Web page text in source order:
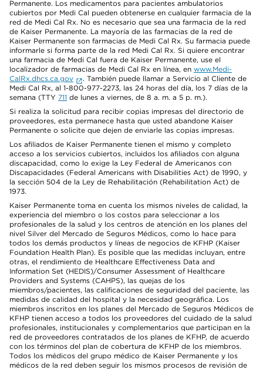
Permanente. Los medicamentos para pacientes ambulatorios
cubiertos por Medi Cal pueden obtenerse en cualquier farmacia de la
red de Medi Cal Rx. No es necesario que sea una farmacia de la red
de Kaiser Permanente. La mayoría de las farmacias de la red de
Kaiser Permanente son farmacias de Medi Cal Rx. Su farmacia puede
informarle si forma parte de la red Medi Cal Rx. Si quiere encontrar
una farmacia de Medi Cal fuera de Kaiser Permanente, use el
localizador de farmacias de Medi Cal Rx en línea, en www.Medi-
CalRx.dhcs.ca.gov
. También puede llamar a Servicio al Cliente de
Medi Cal Rx, al 1-800-977-2273, las 24 horas del día, los 7 días de la
semana (TTY 711 de lunes a viernes, de 8 a. m. a 5 p. m.).
Si realiza la solicitud para recibir copias impresas del directorio de
proveedores, esta permanece hasta que usted abandone Kaiser
Permanente o solicite que dejen de enviarle las copias impresas.
Los afiliados de Kaiser Permanente tienen el mismo y completo
acceso a los servicios cubiertos, incluidos los afiliados con alguna
discapacidad, como lo exige la Ley Federal de Americanos con
Discapacidades (Federal Americans with Disabilities Act) de 1990, y
la sección 504 de la Ley de Rehabilitación (Rehabilitation Act) de
1973.
Kaiser Permanente toma en cuenta los mismos niveles de calidad, la
experiencia del miembro o los costos para seleccionar a los
profesionales de la salud y los centros de atención en los planes del
nivel Silver del Mercado de Seguros Médicos, como lo hace para
todos los demás productos y líneas de negocios de KFHP (Kaiser
Foundation Health Plan). Es posible que las medidas incluyan, entre
otras, el rendimiento de Healthcare Effectiveness Data and
Information Set (HEDIS)/Consumer Assessment of Healthcare
Providers and Systems (CAHPS), las quejas de los
miembros/pacientes, las calificaciones de seguridad del paciente, las
medidas de calidad del hospital y la necesidad geográfica. Los
miembros inscritos en los planes del Mercado de Seguros Médicos de
KFHP tienen acceso a todos los proveedores del cuidado de la salud
profesionales, institucionales y complementarios que participan en la
red de proveedores contratados de los planes de KFHP, de acuerdo
con los términos del plan de cobertura de KFHP de los miembros.
Todos los médicos del grupo médico de Kaiser Permanente y los
médicos de la red deben seguir los mismos procesos de revisión de